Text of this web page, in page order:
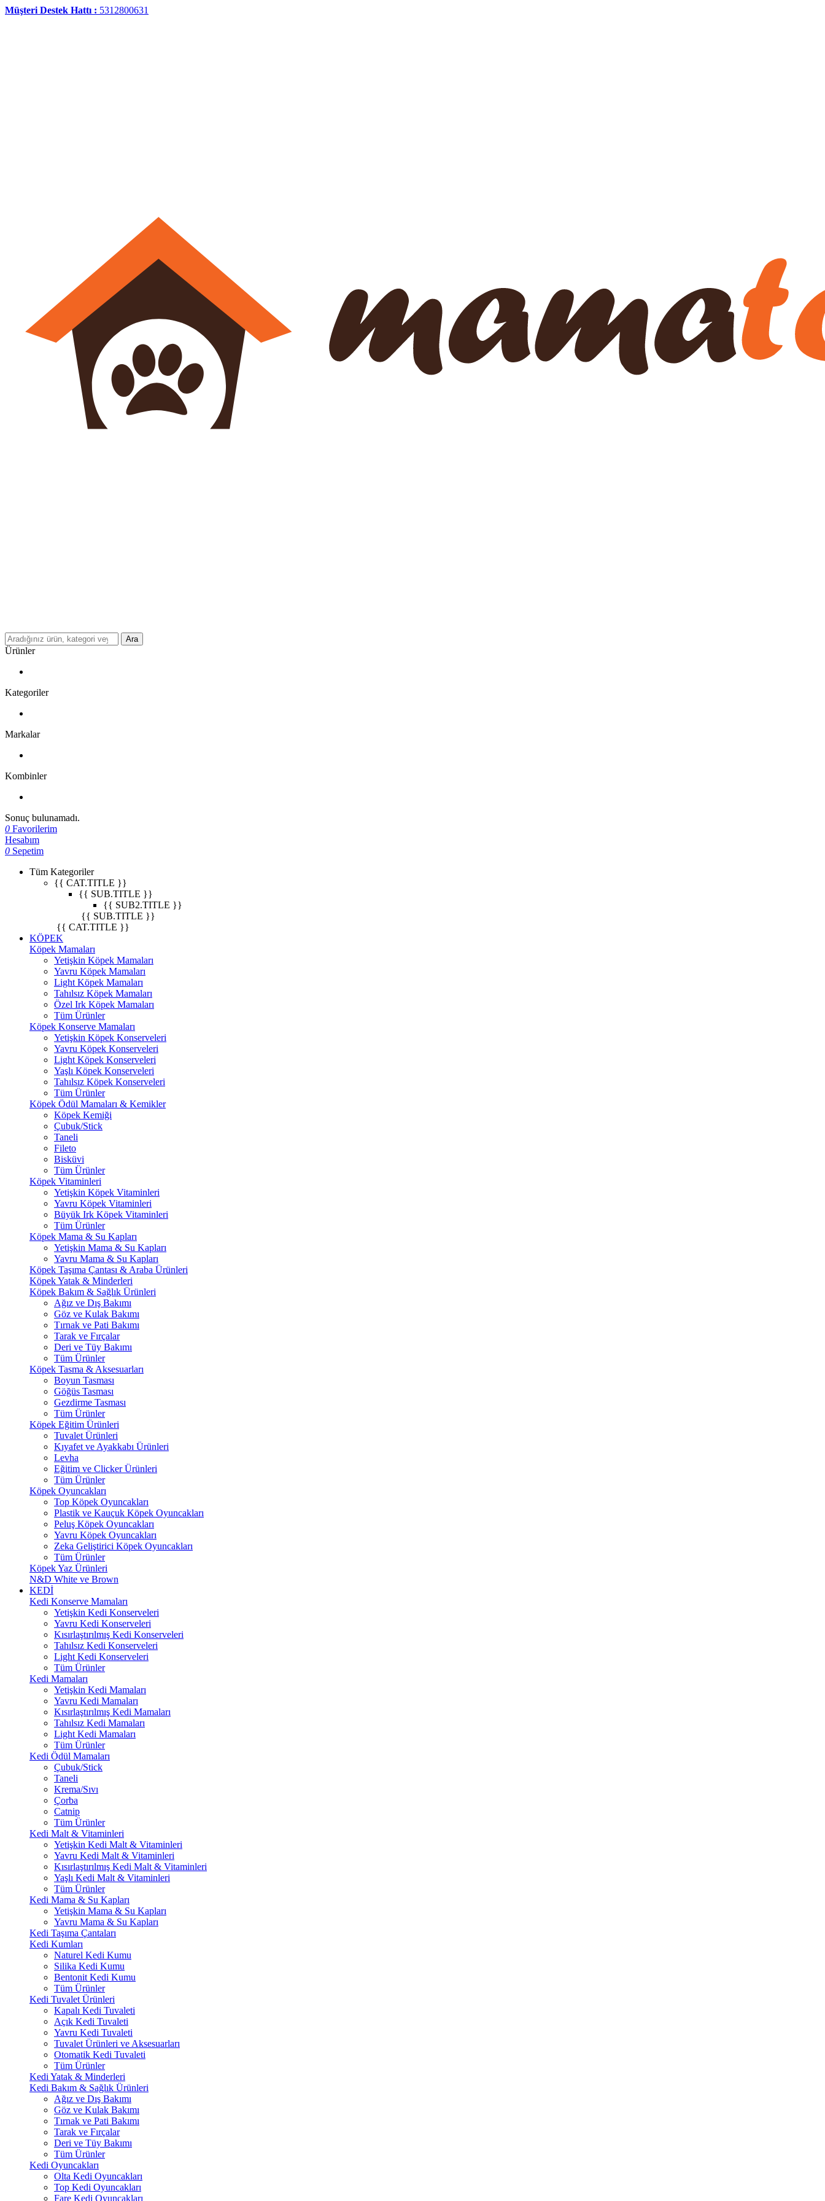
Müşteri Destek Hattı : 5312800631
Ara
Ürünler
Kategoriler
Markalar
Kombinler
Sonuç bulunamadı.
0 Favorilerim
Hesabım
0 Sepetim
Tüm Kategoriler
{{ CAT.TITLE }}
{{ SUB.TITLE }}
{{ SUB2.TITLE }}
{{ SUB.TITLE }}
{{ CAT.TITLE }}
KÖPEK
Köpek Mamaları
Yetişkin Köpek Mamaları
Yavru Köpek Mamaları
Light Köpek Mamaları
Tahılsız Köpek Mamaları
Özel Irk Köpek Mamaları
Tüm Ürünler
Köpek Konserve Mamaları
Yetişkin Köpek Konserveleri
Yavru Köpek Konserveleri
Light Köpek Konserveleri
Yaşlı Köpek Konserveleri
Tahılsız Köpek Konserveleri
Tüm Ürünler
Köpek Ödül Mamaları & Kemikler
Köpek Kemiği
Çubuk/Stick
Taneli
Fileto
Bisküvi
Tüm Ürünler
Köpek Vitaminleri
Yetişkin Köpek Vitaminleri
Yavru Köpek Vitaminleri
Büyük Irk Köpek Vitaminleri
Tüm Ürünler
Köpek Mama & Su Kapları
Yetişkin Mama & Su Kapları
Yavru Mama & Su Kapları
Köpek Taşıma Çantası & Araba Ürünleri
Köpek Yatak & Minderleri
Köpek Bakım & Sağlık Ürünleri
Ağız ve Dış Bakımı
Göz ve Kulak Bakımı
Tırnak ve Pati Bakımı
Tarak ve Fırçalar
Deri ve Tüy Bakımı
Tüm Ürünler
Köpek Tasma & Aksesuarları
Boyun Tasması
Göğüs Tasması
Gezdirme Tasması
Tüm Ürünler
Köpek Eğitim Ürünleri
Tuvalet Ürünleri
Kıyafet ve Ayakkabı Ürünleri
Levha
Eğitim ve Clicker Ürünleri
Tüm Ürünler
Köpek Oyuncakları
Top Köpek Oyuncakları
Plastik ve Kauçuk Köpek Oyuncakları
Peluş Köpek Oyuncakları
Yavru Köpek Oyuncakları
Zeka Geliştirici Köpek Oyuncakları
Tüm Ürünler
Köpek Yaz Ürünleri
N&D White ve Brown
KEDİ
Kedi Konserve Mamaları
Yetişkin Kedi Konserveleri
Yavru Kedi Konserveleri
Kısırlaştırılmış Kedi Konserveleri
Tahılsız Kedi Konserveleri
Light Kedi Konserveleri
Tüm Ürünler
Kedi Mamaları
Yetişkin Kedi Mamaları
Yavru Kedi Mamaları
Kısırlaştırılmış Kedi Mamaları
Tahılsız Kedi Mamaları
Light Kedi Mamaları
Tüm Ürünler
Kedi Ödül Mamaları
Çubuk/Stick
Taneli
Krema/Sıvı
Çorba
Catnip
Tüm Ürünler
Kedi Malt & Vitaminleri
Yetişkin Kedi Malt & Vitaminleri
Yavru Kedi Malt & Vitaminleri
Kısırlaştırılmış Kedi Malt & Vitaminleri
Yaşlı Kedi Malt & Vitaminleri
Tüm Ürünler
Kedi Mama & Su Kapları
Yetişkin Mama & Su Kapları
Yavru Mama & Su Kapları
Kedi Taşıma Çantaları
Kedi Kumları
Naturel Kedi Kumu
Silika Kedi Kumu
Bentonit Kedi Kumu
Tüm Ürünler
Kedi Tuvalet Ürünleri
Kapalı Kedi Tuvaleti
Açık Kedi Tuvaleti
Yavru Kedi Tuvaleti
Tuvalet Ürünleri ve Aksesuarları
Otomatik Kedi Tuvaleti
Tüm Ürünler
Kedi Yatak & Minderleri
Kedi Bakım & Sağlık Ürünleri
Ağız ve Dış Bakımı
Göz ve Kulak Bakımı
Tırnak ve Pati Bakımı
Tarak ve Fırçalar
Deri ve Tüy Bakımı
Tüm Ürünler
Kedi Oyuncakları
Olta Kedi Oyuncakları
Top Kedi Oyuncakları
Fare Kedi Oyuncakları